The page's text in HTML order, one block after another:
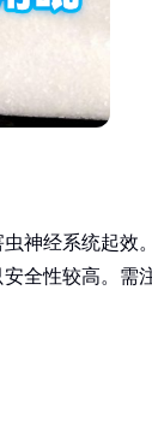
神经系统起
全性较高。